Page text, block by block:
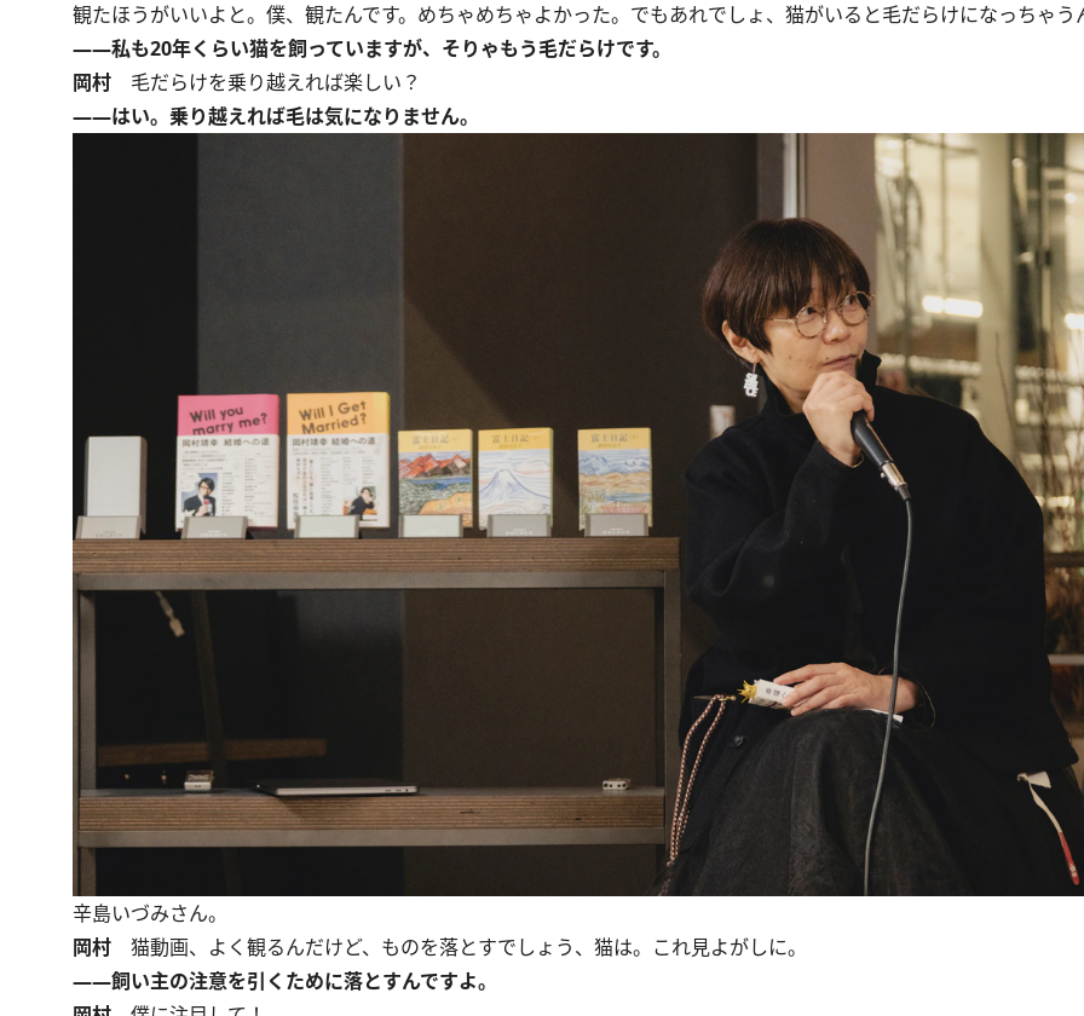
観たほうがいいよと。僕、観たんです。めちゃめちゃよかった。でもあれでしょ、猫がいると毛だらけになっちゃう
――私も20年くらい猫を飼っていますが、そりゃもう毛だらけです。
岡村 毛だらけを乗り越えれば楽しい？
――はい。乗り越えれば毛は気になりません。
辛島いづみさん。
岡村 猫動画、よく観るんだけど、ものを落とすでしょう、猫は。これ見よがしに。
――飼い主の注意を引くために落とすんですよ。